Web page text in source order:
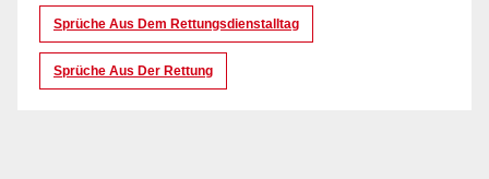
Sprüche Aus Dem Rettungsdienstalltag
Sprüche Aus Der Rettung